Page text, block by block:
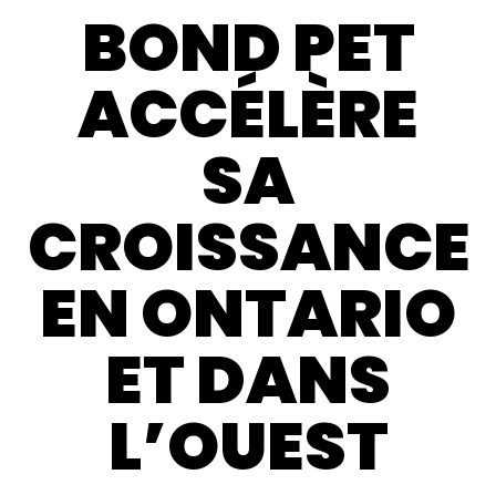
BOND PET
ACCÉLÈRE
SA
CROISSANCE
EN ONTARIO
ET DANS
L’OUEST